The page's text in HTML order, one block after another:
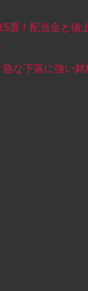
5選！配当金と値
急な下落に強い